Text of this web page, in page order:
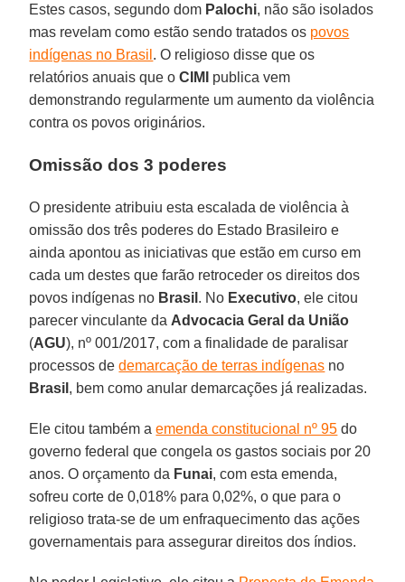
Estes casos, segundo dom Palochi, não são isolados
mas revelam como estão sendo tratados os povos
indígenas no Brasil . O religioso disse que os
relatórios anuais que oCIMI
publica vem
demonstrando regularmente um aumento da violência
contra os povos originários.
Omissão dos 3 poderes
O presidente atribuiu esta escalada de violência à
omissão dos três poderes do Estado Brasileiro e
ainda apontou as iniciativas que estão em curso em
cada um destes que farão retroceder os direitos dos
povos indígenas no Brasil . No Executivo, ele citou
parecer vinculante da Advocacia Geral da União
(AGU), nº 001/2017, com a finalidade de paralisar
processos dedemarcação de terras indígenas no
Brasil , bem como anular demarcações já realizadas.
Ele citou também aemenda constitucional nº 95 do
governo federal que congela os gastos sociais por 20
anos. O orçamento da Funai, com esta emenda,
sofreu corte de 0,018% para 0,02%, o que para o
religioso trata-se de um enfraquecimento das ações
governamentais para assegurar direitos dos índios.